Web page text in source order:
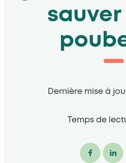
sauver
Dernière mise à
Temps de